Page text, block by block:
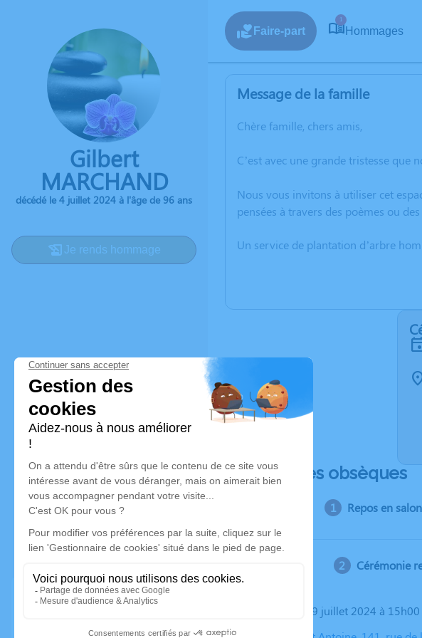
Gilbert
MARCHAND
décédé le 4 juillet 2024 à l'âge de 96 ans
Je rends hommage
Faire-part
1
Hommages
Message de la famille
Chère famille, chers amis,
C’est avec une grande tristesse que
Nous vous invitons à utiliser cet
pensées à travers des poèmes ou
Un service de plantation d’arbre
Déroulé des obsèques
Repos en
Cérémonie
Le mardi 09 juillet 2024 à 15h00